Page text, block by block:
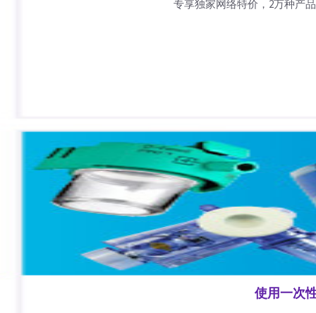
专享独家网络特价，2万种产
使用一次